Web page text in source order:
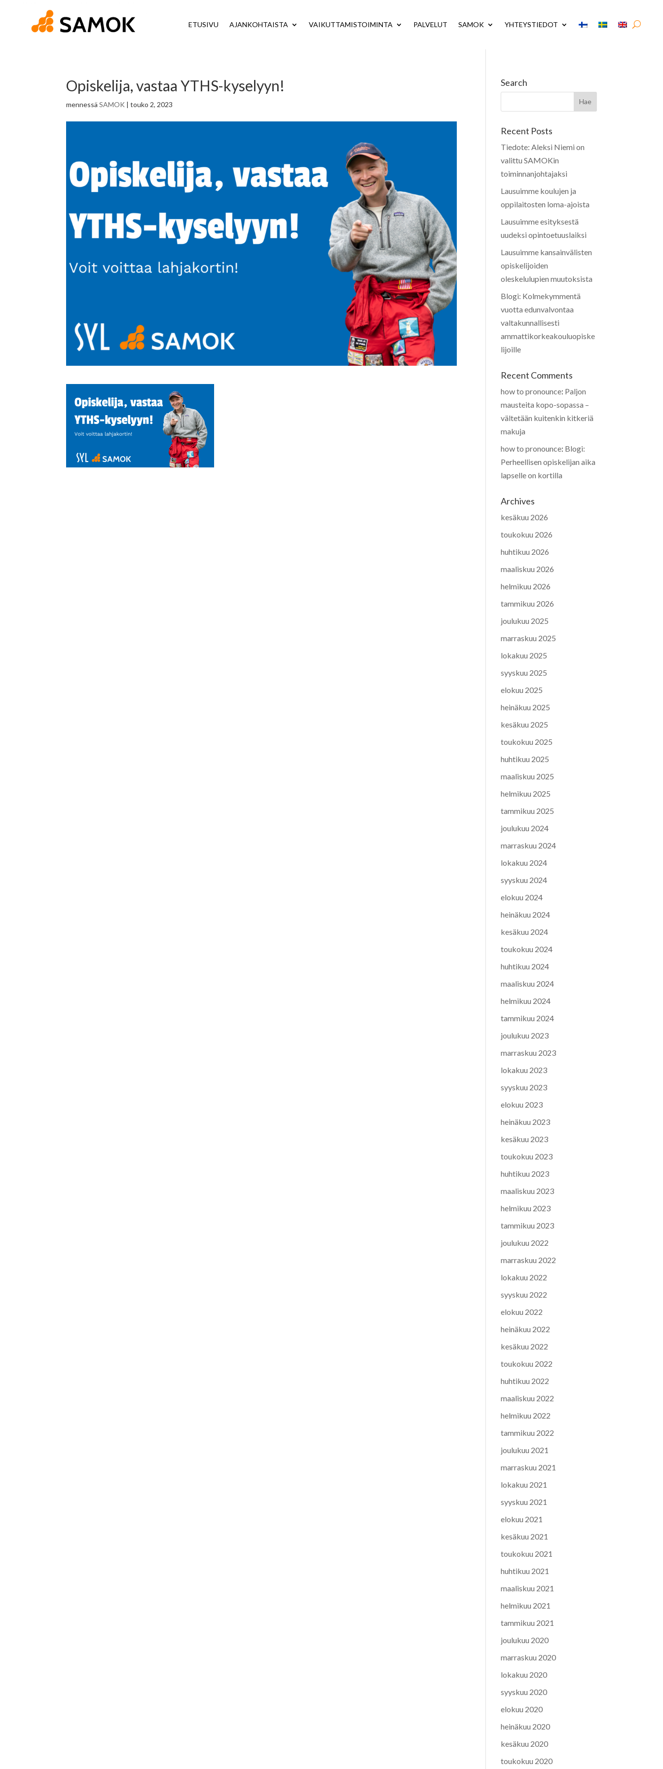
ETUSIVU AJANKOHTAISTA VAIKUTTAMISTOIMINTA PALVELUT SAMOK YHTEYSTIEDOT
Opiskelija, vastaa YTHS-kyselyyn!
mennessäSAMOK |touko 2, 2023
Search
Recent Posts
Tiedote: Aleksi Niemi on
valittu SAMOKin
toiminnanjohtajaksi
Lausuimme koulujen ja
oppilaitosten loma-ajoista
Lausuimme esityksestä
uudeksi opintoetuuslaiksi
Lausuimme kansainvälisten
opiskelijoiden
oleskelulupien muutoksista
Blogi: Kolmekymmentä
vuotta edunvalvontaa
valtakunnallisesti
ammattikorkeakouluopiske
lijoille
Recent Comments
how to pronounce: Paljon
mausteita kopo-sopassa –
vältetään kuitenkin kitkeriä
makuja
how to pronounce: Blogi:
Perheellisen opiskelijan aika
lapselle on kortilla
Archives
kesäkuu 2026
toukokuu 2026
huhtikuu 2026
maaliskuu 2026
helmikuu 2026
tammikuu 2026
joulukuu 2025
marraskuu 2025
lokakuu 2025
syyskuu 2025
elokuu 2025
heinäkuu 2025
kesäkuu 2025
toukokuu 2025
huhtikuu 2025
maaliskuu 2025
helmikuu 2025
tammikuu 2025
joulukuu 2024
marraskuu 2024
lokakuu 2024
syyskuu 2024
elokuu 2024
heinäkuu 2024
kesäkuu 2024
toukokuu 2024
huhtikuu 2024
maaliskuu 2024
helmikuu 2024
tammikuu 2024
joulukuu 2023
marraskuu 2023
lokakuu 2023
syyskuu 2023
elokuu 2023
heinäkuu 2023
kesäkuu 2023
toukokuu 2023
huhtikuu 2023
maaliskuu 2023
helmikuu 2023
tammikuu 2023
joulukuu 2022
marraskuu 2022
lokakuu 2022
syyskuu 2022
elokuu 2022
heinäkuu 2022
kesäkuu 2022
toukokuu 2022
huhtikuu 2022
maaliskuu 2022
helmikuu 2022
tammikuu 2022
joulukuu 2021
marraskuu 2021
lokakuu 2021
syyskuu 2021
elokuu 2021
kesäkuu 2021
toukokuu 2021
huhtikuu 2021
maaliskuu 2021
helmikuu 2021
tammikuu 2021
joulukuu 2020
marraskuu 2020
lokakuu 2020
syyskuu 2020
elokuu 2020
heinäkuu 2020
kesäkuu 2020
toukokuu 2020